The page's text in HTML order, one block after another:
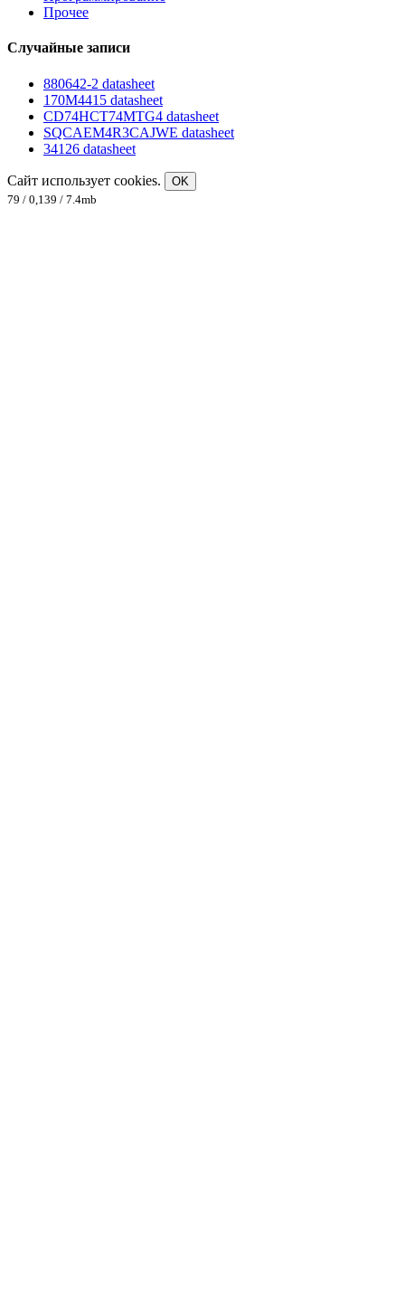
Прочее
Случайные записи
880642-2 datasheet
170M4415 datasheet
CD74HCT74MTG4 datasheet
SQCAEM4R3CAJWE datasheet
34126 datasheet
Сайт использует cookies.
OK
79 / 0,139 / 7.4mb